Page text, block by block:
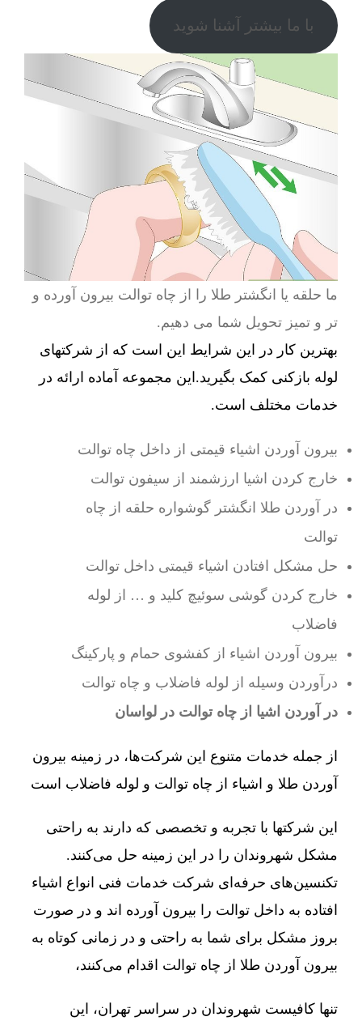
با ما بیشتر آشنا شوید
ما حلقه یا انگشتر طلا را از چاه توالت بیرون آورده و
تر و تمیز تحویل شما می دهیم.
بهترین کار در این شرایط این است که از شرکتهای
لوله بازکنی کمک بگیرید.این مجموعه آماده ارائه در
خدمات مختلف است.
بیرون آوردن اشیاء قیمتی از داخل چاه توالت
خارج کردن اشیا ارزشمند از سیفون توالت
در آوردن طلا انگشتر گوشواره حلقه از چاه
توالت
حل مشکل افتادن اشیاء قیمتی داخل توالت
خارج کردن گوشی سوئیچ کلید و … از لوله
فاضلاب
بیرون آوردن اشیاء از کفشوی حمام و پارکینگ
درآوردن وسیله از لوله فاضلاب و چاه توالت
در آوردن اشیا از چاه توالت در لواسان
از جمله خدمات متنوع این شرکت‌ها، در زمینه بیرون
آوردن طلا و اشیاء از چاه توالت و لوله فاضلاب است
این شرکتها با تجربه و تخصصی که دارند به راحتی
مشکل شهروندان را در این زمینه حل می‌کنند.
تکنسین‌های حرفه‌ای شرکت خدمات فنی انواع اشیاء
افتاده به داخل توالت را بیرون آورده اند و در صورت
بروز مشکل برای شما به راحتی و در زمانی کوتاه به
بیرون آوردن طلا از چاه توالت اقدام می‌کنند،
تنها کافیست شهروندان در سراسر تهران، این